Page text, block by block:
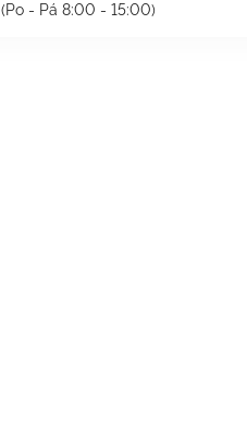
(Po - Pá 8:00 - 15:00)